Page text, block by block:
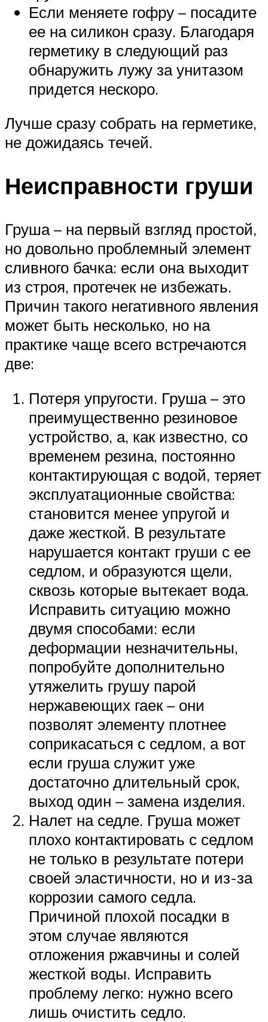
Если меняете гофру – посадите
ее на силикон сразу. Благодаря
герметику в следующий раз
обнаружить лужу за унитазом
придется нескоро.
Лучше сразу собрать на герметике,
не дожидаясь течей.
Неисправности груши
Груша – на первый взгляд простой,
но довольно проблемный элемент
сливного бачка: если она выходит
из строя, протечек не избежать.
Причин такого негативного явления
может быть несколько, но на
практике чаще всего встречаются
две:
Потеря упругости. Груша – это
преимущественно резиновое
устройство, а, как известно, со
временем резина, постоянно
контактирующая с водой, теряет
эксплуатационные свойства:
становится менее упругой и
даже жесткой. В результате
нарушается контакт груши с ее
седлом, и образуются щели,
сквозь которые вытекает вода.
Исправить ситуацию можно
двумя способами: если
деформации незначительны,
попробуйте дополнительно
утяжелить грушу парой
нержавеющих гаек – они
позволят элементу плотнее
соприкасаться с седлом, а вот
если груша служит уже
достаточно длительный срок,
выход один – замена изделия.
Налет на седле. Груша может
плохо контактировать с седлом
не только в результате потери
своей эластичности, но и из-за
коррозии самого седла.
Причиной плохой посадки в
этом случае являются
отложения ржавчины и солей
жесткой воды. Исправить
проблему легко: нужно всего
лишь очистить седло.